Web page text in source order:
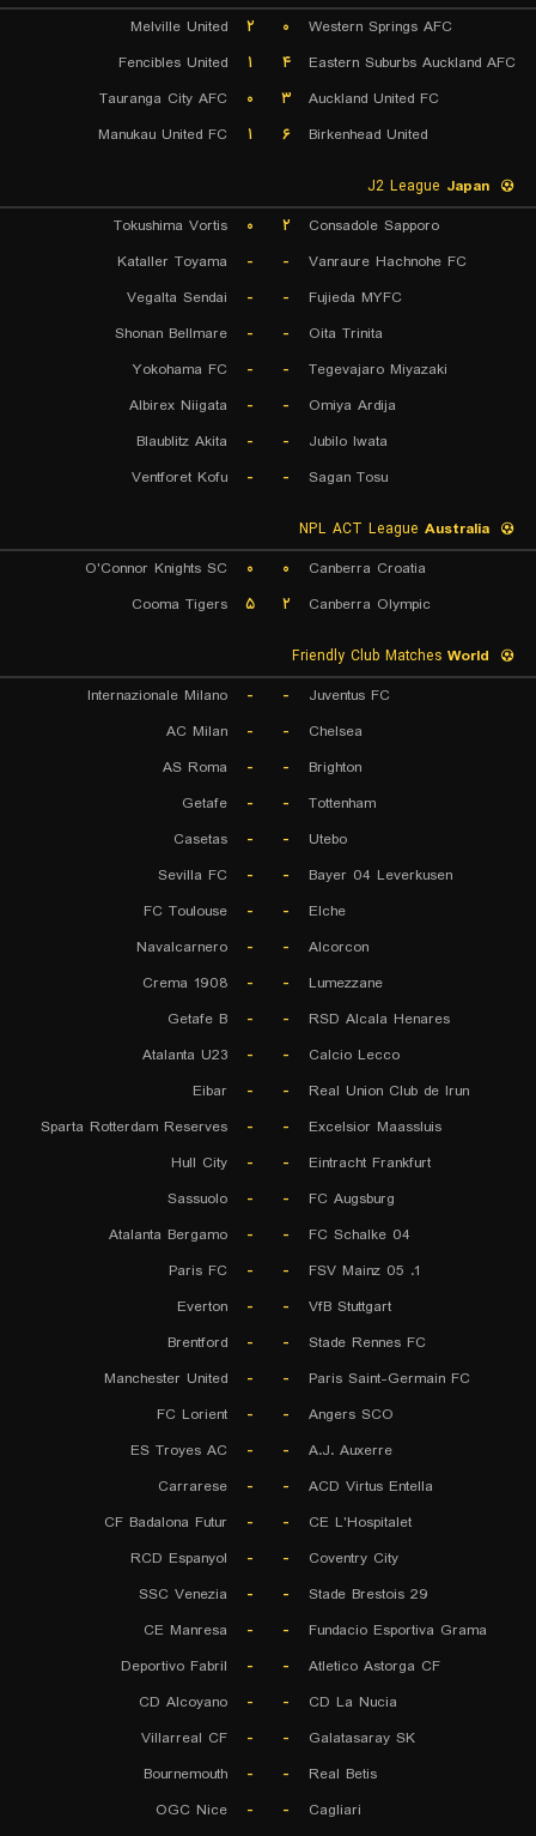
Western Springs AFC
۰ ۲
Melville United
Eastern Suburbs Auckland AFC
۴ ۱
Fencibles United
Auckland United FC
۳ ۰
Tauranga City AFC
Birkenhead United
۶ ۱ Manukau United FC
Japan
Consadole Sapporo
۲ ۰
Tokushima Vortis
Vanraure Hachnohe FC
-
-
Kataller Toyama
Fujieda MYFC
-
-
Vegalta Sendai
Oita Trinita
-
-
Shonan Bellmare
Tegevajaro Miyazaki
-
-
Yokohama FC
Omiya Ardija
-
-
Albirex Niigata
Jubilo Iwata
-
-
Blaublitz Akita
Sagan Tosu
-
-
Ventforet Kofu
Australia
Canberra Croatia
۰ ۰
O'Connor Knights SC
Canberra Olympic
۲ ۵ Cooma Tigers
World
Juventus FC
-
-
Internazionale Milano
Chelsea
-
-
AC Milan
Brighton
-
-
AS Roma
Tottenham
-
-
Getafe
Utebo
-
-
Casetas
Bayer 04 Leverkusen
-
-
Sevilla FC
Elche
-
-
FC Toulouse
Alcorcon
-
-
Navalcarnero
Lumezzane
-
-
Crema 1908
RSD Alcala Henares
-
-
Getafe B
Calcio Lecco
-
-
Atalanta U23
Real Union Club de Irun
-
-
Eibar
Excelsior Maassluis
-
-
Sparta Rotterdam Reserves
Eintracht Frankfurt
-
-
Hull City
FC Augsburg
-
-
Sassuolo
FC Schalke 04
-
-
Atalanta Bergamo
1. FSV Mainz 05
-
-
Paris FC
VfB Stuttgart
-
-
Everton
Stade Rennes FC
-
-
Brentford
Paris Saint-Germain FC
-
-
Manchester United
Angers SCO
-
-
FC Lorient
A.J. Auxerre
-
-
ES Troyes AC
ACD Virtus Entella
-
-
Carrarese
CE L'Hospitalet
-
-
CF Badalona Futur
Coventry City
-
-
RCD Espanyol
Stade Brestois 29
-
-
SSC Venezia
Fundacio Esportiva Grama
-
-
CE Manresa
Atletico Astorga CF
-
-
Deportivo Fabril
CD La Nucia
-
-
CD Alcoyano
Galatasaray SK
-
-
Villarreal CF
Real Betis
-
-
Bournemouth
Cagliari
-
-
OGC Nice